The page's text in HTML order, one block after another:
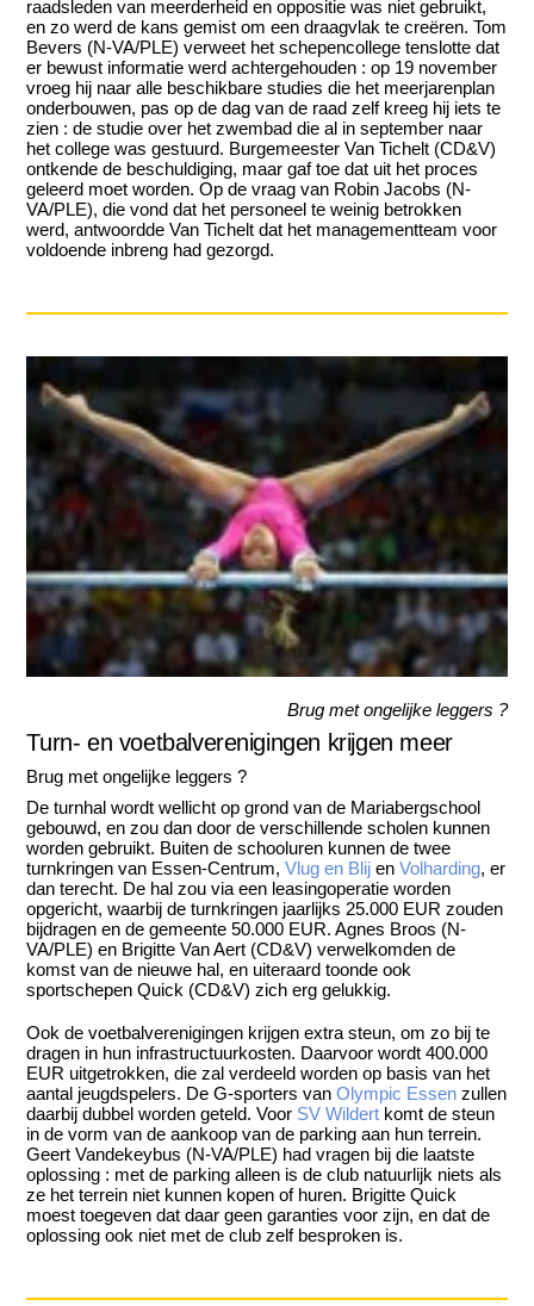
raadsleden van meerderheid en oppositie was niet gebruikt,
en zo werd de kans gemist om een draagvlak te creëren. Tom
Bevers (N-VA/PLE) verweet het schepencollege tenslotte dat
er bewust informatie werd achtergehouden : op 19 november
vroeg hij naar alle beschikbare studies die het meerjarenplan
onderbouwen, pas op de dag van de raad zelf kreeg hij iets te
zien : de studie over het zwembad die al in september naar
het college was gestuurd. Burgemeester Van Tichelt (CD&V)
ontkende de beschuldiging, maar gaf toe dat uit het proces
geleerd moet worden. Op de vraag van Robin Jacobs (N-
VA/PLE), die vond dat het personeel te weinig betrokken
werd, antwoordde Van Tichelt dat het managementteam voor
voldoende inbreng had gezorgd.
Brug met ongelijke leggers ?
Turn- en voetbalverenigingen krijgen meer
Brug met ongelijke leggers ?
De turnhal wordt wellicht op grond van de Mariabergschool
gebouwd, en zou dan door de verschillende scholen kunnen
worden gebruikt. Buiten de schooluren kunnen de twee
turnkringen van Essen-Centrum,Vlug en Blij enVolharding, er
dan terecht. De hal zou via een leasingoperatie worden
opgericht, waarbij de turnkringen jaarlijks 25.000 EUR zouden
bijdragen en de gemeente 50.000 EUR. Agnes Broos (N-
VA/PLE) en Brigitte Van Aert (CD&V) verwelkomden de
komst van de nieuwe hal, en uiteraard toonde ook
sportschepen Quick (CD&V) zich erg gelukkig.
Ook de voetbalverenigingen krijgen extra steun, om zo bij te
dragen in hun infrastructuurkosten. Daarvoor wordt 400.000
EUR uitgetrokken, die zal verdeeld worden op basis van het
aantal jeugdspelers. De G-sporters vanOlympic Essen zullen
daarbij dubbel worden geteld. Voor SV Wildert komt de steun
in de vorm van de aankoop van de parking aan hun terrein.
Geert Vandekeybus (N-VA/PLE) had vragen bij die laatste
oplossing : met de parking alleen is de club natuurlijk niets als
ze het terrein niet kunnen kopen of huren. Brigitte Quick
moest toegeven dat daar geen garanties voor zijn, en dat de
oplossing ook niet met de club zelf besproken is.